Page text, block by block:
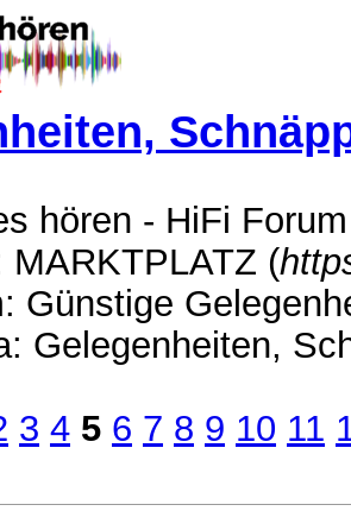
hören - HiFi
MARKTPLATZ (
Günstige
Gelegenheiten,
3 4 5 6 7 8 9 10 11